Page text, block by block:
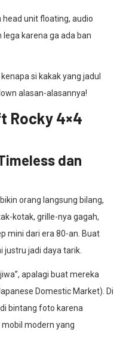
head unit floating, audio
lega karena ga ada ban
si kakak yang jadul
alasan-alasannya!
Rocky 4×4
dan
orang langsung bilang,
kotak, grille-nya gagah,
mini dari era 80-an. Buat
justru jadi daya tarik.
apalagi buat mereka
Domestic Market). Di
bintang foto karena
modern yang